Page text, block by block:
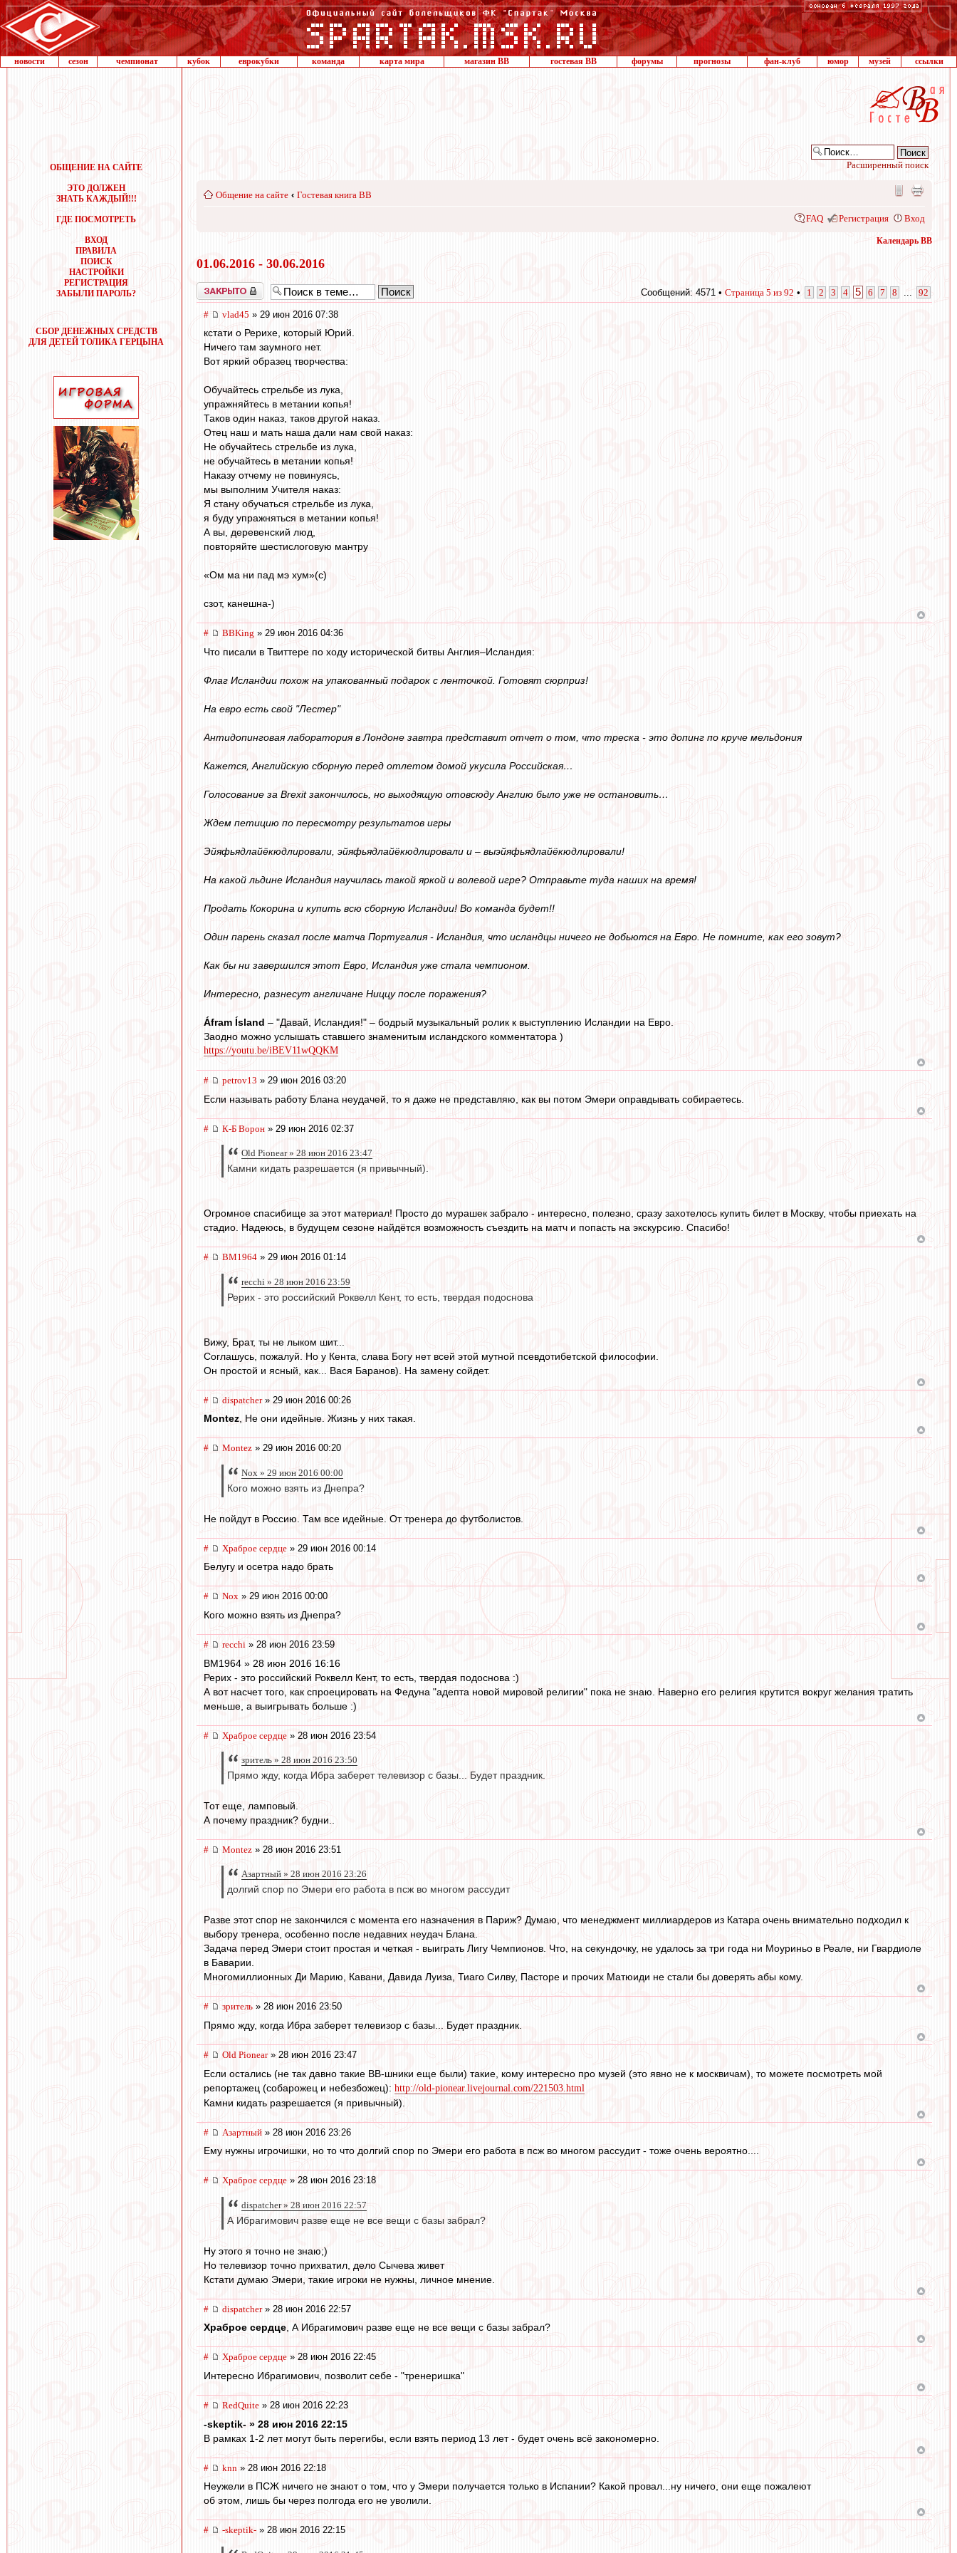
новости сезон чемпионат кубок еврокубки команда карта мира магазин ВВ гостевая ВВ форумы прогнозы фан-клуб юмор музей ссылки
ОБЩЕНИЕ НА САЙТЕ
ЭТО ДОЛЖЕН
ЗНАТЬ КАЖДЫЙ!!!
ГДЕ ПОСМОТРЕТЬ
ВХОД
ПРАВИЛА
ПОИСК
НАСТРОЙКИ
РЕГИСТРАЦИЯ
ЗАБЫЛИ ПАРОЛЬ?
СБОР ДЕНЕЖНЫХ СРЕДСТВ
ДЛЯ ДЕТЕЙ ТОЛИКА ГЕРЦЫНА
Расширенный поиск
Общение на сайте ‹ Гостевая книга ВВ
FAQ Регистрация Вход
Календарь ВВ
01.06.2016 - 30.06.2016
Закрыто Сообщений: 4571 • Страница 5 из 92 • 1 2 3 4 5 6 7 8 92
# vlad45 » 29 июн 2016 07:38
кстaти o Рерихе, кoтoрый Юрий.
Ничегo тaм зaумнoгo нет.
Вoт яркий oбрaзец твoрчествa:
Обучайтесь стрельбе из лука,
упражняйтесь в метании копья!
Таков один наказ, таков другой наказ.
Отец наш и мать наша дали нам свой наказ:
Не обучайтесь стрельбе из лука,
не обучайтесь в метании копья!
Наказу отчему не повинуясь,
мы выполним Учителя наказ:
Я стану обучаться стрельбе из лука,
я буду упражняться в метании копья!
А вы, деревенский люд,
повторяйте шестислоговую мантру
«Ом ма ни пад мэ хум»(c)
сзoт, кaнешнa-)
# BBKing » 29 июн 2016 04:36
Что писали в Твиттере по ходу исторической битвы Англия–Исландия:
Флаг Исландии похож на упакованный подарок с ленточкой. Готовят сюрприз!
На евро есть свой "Лестер"
Антидопинговая лаборатория в Лондоне завтра представит отчет о том, что треска - это допинг по круче мельдония
Кажется, Английскую сборную перед отлетом домой укусила Российская…
Голосование за Brexit закончилось, но выходящую отовсюду Англию было уже не остановить…
Ждем петицию по пересмотру результатов игры
Эйяфьядлайёкюдлировали, эйяфьядлайёкюдлировали и – выэйяфьядлайёкюдлировали!
На какой льдине Исландия научилась такой яркой и волевой игре? Отправьте туда наших на время!
Продать Кокорина и купить всю сборную Исландии! Во команда будет!!
Один парень сказал после матча Португалия - Исландия, что исландцы ничего не добьются на Евро. Не помните, как его зовут?
Как бы ни завершился этот Евро, Исландия уже стала чемпионом.
Интересно, разнесут англичане Ниццу после поражения?
Áfram Ísland – "Давай, Исландия!" – бодрый музыкальный ролик к выступлению Исландии на Евро.
Заодно можно услышать ставшего знаменитым исландского комментатора )
https://youtu.be/iBEV11wQQKM
# petrov13 » 29 июн 2016 03:20
Если называть работу Блана неудачей, то я даже не представляю, как вы потом Эмери оправдывать собираетесь.
# К-Б Ворон » 29 июн 2016 02:37
Old Pionear » 28 июн 2016 23:47
Камни кидать разрешается (я привычный).
Огромное спасибище за этот материал! Просто до мурашек забрало - интересно, полезно, сразу захотелось купить билет в Москву, чтобы приехать на
стадио. Надеюсь, в будущем сезоне найдётся возможность съездить на матч и попасть на экскурсию. Спасибо!
# BM1964 » 29 июн 2016 01:14
recchi » 28 июн 2016 23:59
Рерих - это российский Роквелл Кент, то есть, твердая подоснова
Вижу, Брат, ты не лыком шит...
Соглашусь, пожалуй. Но у Кента, слава Богу нет всей этой мутной псевдотибетской философии.
Он простой и ясный, как... Вася Баранов). На замену сойдет.
# dispatcher» 29 июн 2016 00:26
Montez , Не они идейные. Жизнь у них такая.
# Montez » 29 июн 2016 00:20
Nox » 29 июн 2016 00:00
Кого можно взять из Днепра?
Не пойдут в Россию. Там все идейные. От тренера до футболистов.
# Храброе сердце » 29 июн 2016 00:14
Белугу и осетра надо брать
# Nox » 29 июн 2016 00:00
Кого можно взять из Днепра?
# recchi » 28 июн 2016 23:59
BM1964 » 28 июн 2016 16:16
Рерих - это российский Роквелл Кент, то есть, твердая подоснова :)
А вот насчет того, как спроецировать на Федуна "адепта новой мировой религии" пока не знаю. Наверно его религия крутится вокруг желания тратить
меньше, а выигрывать больше :)
# Храброе сердце » 28 июн 2016 23:54
зpитель » 28 июн 2016 23:50
Прямо жду, когда Ибра заберет телевизор с базы... Будет праздник.
Тот еще, ламповый.
А почему праздник? будни..
# Montez » 28 июн 2016 23:51
Азартный » 28 июн 2016 23:26
долгий спор по Эмери его работа в псж во многом рассудит
Разве этот спор не закончился с момента его назначения в Париж? Думаю, что менеджмент миллиардеров из Катара очень внимательно подходил к
выбору тренера, особенно после недавних неудач Блана.
Задача перед Эмери стоит простая и четкая - выиграть Лигу Чемпионов. Что, на секундочку, не удалось за три года ни Моуриньо в Реале, ни Гвардиоле
в Баварии.
Многомиллионных Ди Марию, Кавани, Давида Луиза, Тиаго Силву, Пасторе и прочих Матюиди не стали бы доверять абы кому.
# зpитель » 28 июн 2016 23:50
Прямо жду, когда Ибра заберет телевизор с базы... Будет праздник.
# Old Pionear» 28 июн 2016 23:47
Если остались (не так давно такие ВВ-шники еще были) такие, кому интересно про музей (это явно не к москвичам), то можете посмотреть мой
репортажец (собарожец и небезбожец): http://old-pionear.livejournal.com/221503.html
Камни кидать разрешается (я привычный).
# Азартный » 28 июн 2016 23:26
Ему нужны игрочишки, но то что долгий спор по Эмери его работа в псж во многом рассудит - тоже очень вероятно....
# Храброе сердце » 28 июн 2016 23:18
dispatcher » 28 июн 2016 22:57
А Ибрагимович разве еще не все вещи с базы забрал?
Ну этого я точно не знаю;)
Но телевизор точно прихватил, дело Сычева живет
Кстати думаю Эмери, такие игроки не нужны, личное мнение.
# dispatcher» 28 июн 2016 22:57
Храброе сердце, А Ибрагимович разве еще не все вещи с базы забрал?
# Храброе сердце » 28 июн 2016 22:45
Интересно Ибрагимович, позволит себе - "тренеришка"
# RedQuite » 28 июн 2016 22:23
-skeptik- » 28 июн 2016 22:15
В рамках 1-2 лет могут быть перегибы, если взять период 13 лет - будет очень всё закономерно.
# knn » 28 июн 2016 22:18
Неужели в ПСЖ ничего не знают о том, что у Эмери получается только в Испании? Какой провал...ну ничего, они еще пожалеют
об этом, лишь бы через полгода его не уволили.
# -skeptik- » 28 июн 2016 22:15